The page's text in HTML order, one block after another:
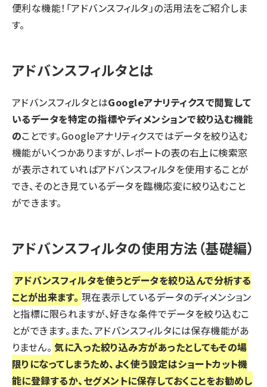
便利な機能！「アドバンスフィルタ」の活用法をご紹介しま
す。
アドバンスフィルタとは
アドバンスフィルタとはGoogleアナリティクスで閲覧して
いるデータを特定の指標やディメンションで絞り込む機能
のことです。Googleアナリティクスではデータを絞り込む
機能がいくつかありますが、レポートの表の右上に検索窓
が表示されていればアドバンスフィルタを使用することが
でき、そのとき見ているデータを臨機応変に絞り込むこと
ができます。
アドバンスフィルタの使用方法（基礎編）
アドバンスフィルタを使うとデータを絞り込んで分析する
ことが出来ます。 現在表示しているデータのディメンション
と指標に限られますが、好きな条件でデータを絞り込むこ
とができます。また、アドバンスフィルタには保存機能があ
りません。 気に入った絞り込み方があったとしてもその場
限りになってしまうため、よく使う設定はショートカット機
能に登録するか、セグメントに保存しておくことをお勧めし